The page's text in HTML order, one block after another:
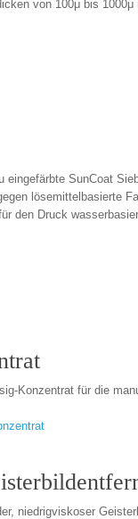
von 100μ bis 1000μ
eingefärbte SunCoat
lösemittelbasierte
den Druck
Konzentrat für die
niedrigviskoser